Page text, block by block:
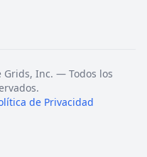
Grids, Inc. — Todos los
de Privacidad